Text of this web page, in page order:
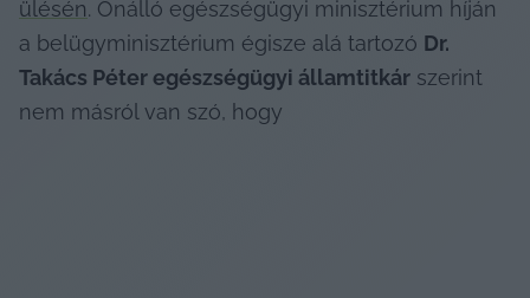
ülésén. Önálló egészségügyi minisztérium híján
a belügyminisztérium égisze alá tartozó Dr.
Takács Péter egészségügyi államtitkár szerint
nem másról van szó, hogy